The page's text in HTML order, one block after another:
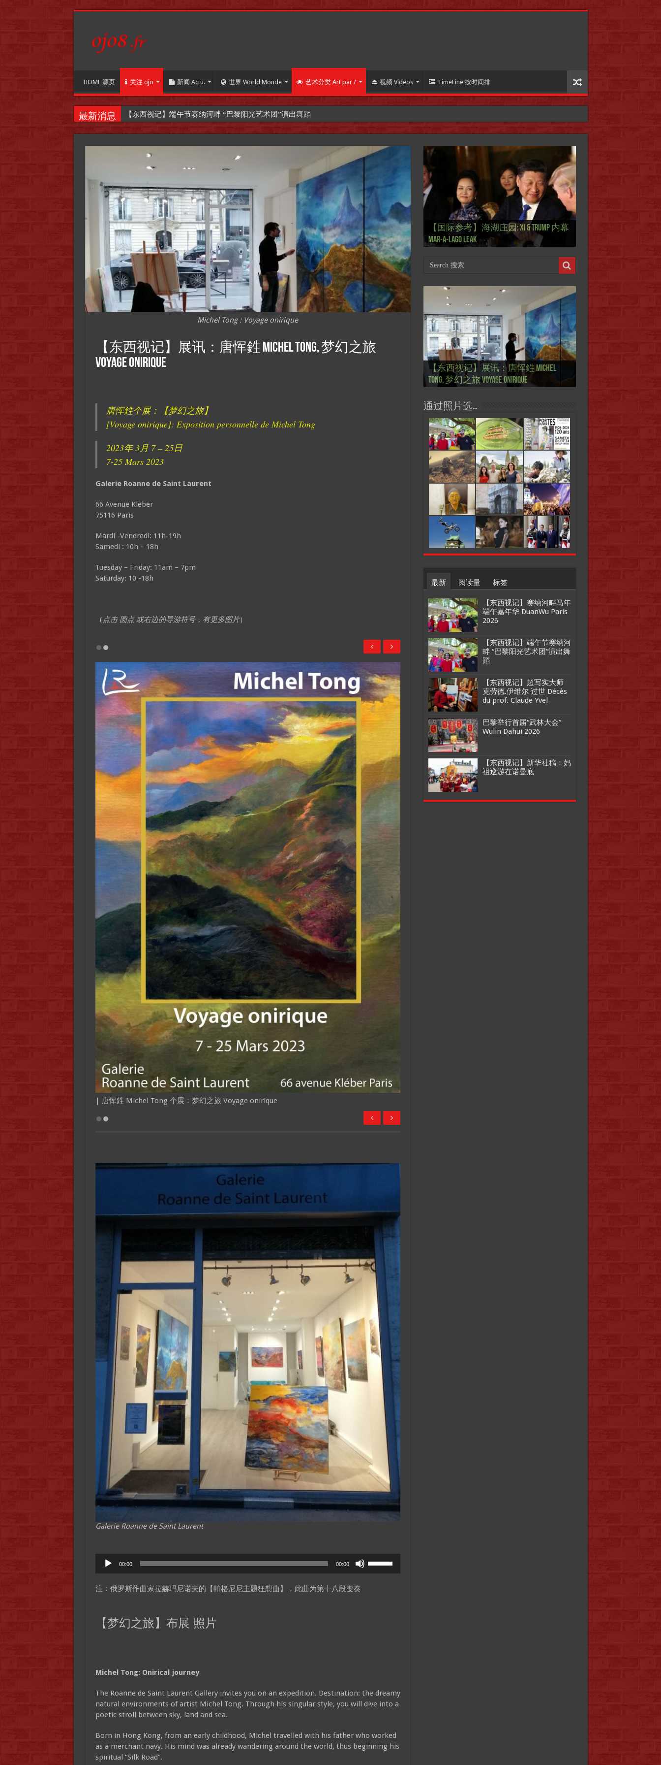
HOME 源页 关注 ojo 新闻 Actu. 世界 World Monde 艺术分类 Art par / 视频 Videos TimeLine 按时间排
最新消息
Michel Tong : Voyage onirique
【东西视记】展讯：唐恽鉎 Michel Tong, 梦幻之旅
Voyage onirique
唐恽鉎个展：【梦幻之旅】
[Voyage onirique]: Exposition personnelle de Michel Tong
2023年 3月 7 – 25日
7-25 Mars 2023
Galerie Roanne de Saint Laurent
66 Avenue Kleber
75116 Paris
Mardi -Vendredi: 11h-19h
Samedi : 10h – 18h
Tuesday – Friday: 11am – 7pm
Saturday: 10 -18h
（ 点击 圆点 或右边的导游符号，有更多图片）
| 唐恽鉎 Michel Tong 个展：梦幻之旅 Voyage onirique
Galerie Roanne de Saint Laurent
Audio
Player
00:00 00:00
注：俄罗斯作曲家拉赫玛尼诺夫的【帕格尼尼主题狂想曲】，此曲为第十八段变奏
【梦幻之旅】布展 照片
Michel Tong: Onirical journey
The Roanne de Saint Laurent Gallery invites you on an expedition. Destination: the dreamy
natural environments of artist Michel Tong. Through his singular style, you will dive into a
poetic stroll between sky, land and sea.
Born in Hong Kong, from an early childhood, Michel travelled with his father who worked
as a merchant navy. His mind was already wandering around the world, thus beginning his
spiritual “Silk Road”.
【国际参考】俄罗斯：2022 红场阅兵
式 Russian Victory Day
【国际参考】”戏剧性“服装设计师
Thierry Mugler 蒂埃里.穆勒 去世, 享年 73
岁
【国际参考】海湖庄园: Xi & Trump 内幕
Mar-a-Lago leak
【东西视记】1937年的毕加索, 海明威,
肯尼迪 1937 – La fin de l’innocence (2/2)
【东西视记】1937年的毕加索, 海明威,
肯尼迪 1937 – La fin de l’innocence (1/2)
【东西视记】1961年4月12日 尤里·加加
林 成为第一“太空人”
【东西视记】圆满闭幕: 梦幻之旅
Voyage onirique
【东西视记】开幕：唐恽鉎 Michel
Tong, 梦幻之旅 Voyage onirique
【东西视记】展讯：唐恽鉎 Michel
Tong, 梦幻之旅 Voyage onirique
【跨年晚会】祝各位 佳年快乐 Bonne
année 2023, Le feu d’artifice de Paris
【一画一故事】唐恽鉎 Michel Tong One
Painting One Story
【一画一故事】林象元 Lin XiangYuan One
Painting One Story
【国际参考】芭蕾舞: 天鹅湖 乌克兰
大剧院版 Le lac des cygnes – Opéra national
d’Ukraine
【国际参考】巴黎政府举行“新年晚
会” Soirée musicale à la mairie du 13e le 8
Février
【国际参考】巴黎“艺术之都”展将于2
月12日揭幕 Art Capital s’ouvre le 12 Février
【东西视记】法国电影: “中国人占领
巴黎”，一种法国幽默与“预言” Les
chinois à Paris de J.Yanne
【东西视记】时装秀：巴黎时装界
的“顽童”与“不屈者” John Galliano le
surdoué de la mode
【东西视记】法国“复兴会”式【艺术
桥展】 Expo. que “RENAISSANCE” aurait pu
organiser
通过照片选…
最新 阅读量 标签
【东西视记】赛纳河畔马年
端午嘉年华 DuanWu Paris
2026
【东西视记】端午节赛纳河
畔 “巴黎阳光艺术团”演出舞
蹈
【东西视记】超写实大师
克劳德.伊维尔 过世 Décès
du prof. Claude Yvel
巴黎举行首届“武林大会”
Wulin Dahui 2026
【东西视记】新华社稿：妈
祖巡游在诺曼底